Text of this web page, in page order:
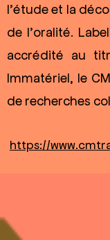
l’étude et la
de l’oralité.
accrédité au
Immatériel, le
de recherches
https://